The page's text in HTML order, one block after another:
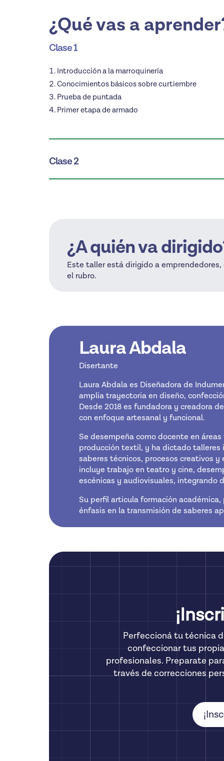
¿Qué vas a
Clase 1
Introducción a la marroquinería
Conocimientos básicos sobre curtiembre
Prueba de puntada
Primer etapa de armado
Clase 2
¿A quién va
Este taller está dirigido a
el rubro.
Laura Abdala
Disertante
Laura Abdala es Diseñadora de
amplia trayectoria en diseño,
Desde 2018 es fundadora y creadora
con enfoque artesanal y funcional.
Se desempeña como docente en
producción textil, y ha dictado
saberes técnicos, procesos creativos
incluye trabajo en teatro y cine,
escénicas y audiovisuales, integrando
Su perfil articula formación
énfasis en la transmisión de saberes
Perfeccioná tu técnica
confeccionar tus
profesionales. Preparate
través de correcciones